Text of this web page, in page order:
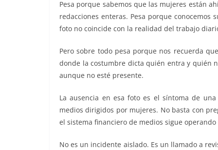
Pesa porque sabemos que las mujeres están
redacciones enteras. Pesa porque
foto no coincide con la realidad del trabajo
Pero sobre todo pesa porque nos recuerda
donde la costumbre dicta quién entra y quién
aunque no esté presente.
La ausencia en esa foto es el síntoma de
medios dirigidos por mujeres. No basta con
el sistema financiero de medios sigue
No es un incidente aislado. Es un llamado a